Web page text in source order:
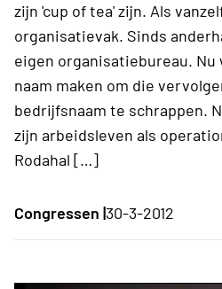
zijn 'cup of tea' zijn. Als
organisatievak. Sinds
eigen organisatiebureau. Nu
naam maken om die
bedrijfsnaam te schrappen.
zijn arbeidsleven als
Rodahal […]
Congressen |30-3-2012